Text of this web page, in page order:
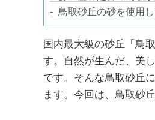
鳥取砂丘の砂を使用
国内最大級の砂丘「鳥
す。自然が生んだ、美
です。そんな鳥取砂丘
ます。今回は、鳥取砂